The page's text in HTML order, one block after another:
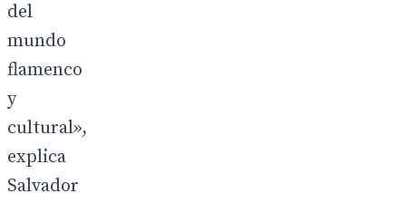
del
mundo
flamenco
y
cultural»,
explica
Salvador